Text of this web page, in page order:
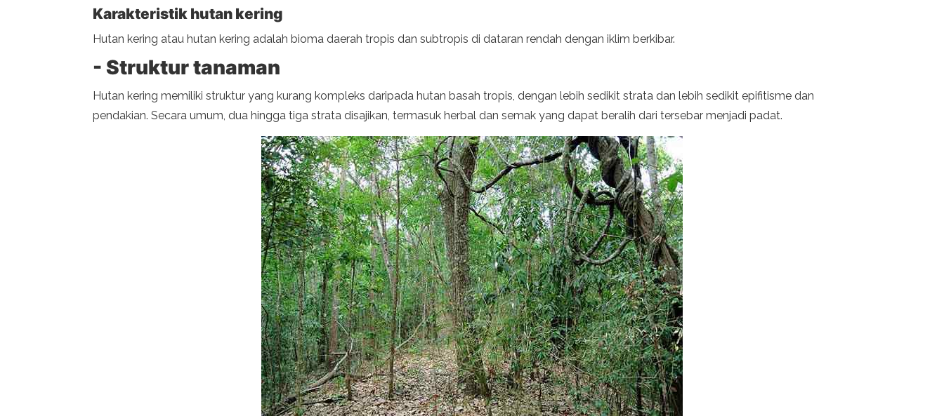
Karakteristik hutan kering
Hutan kering atau hutan kering adalah bioma daerah tropis dan subtropis di dataran rendah dengan iklim berkibar.
- Struktur tanaman
Hutan kering memiliki struktur yang kurang kompleks daripada hutan basah tropis, dengan lebih sedikit strata dan lebih sedikit epifitisme dan
pendakian. Secara umum, dua hingga tiga strata disajikan, termasuk herbal dan semak yang dapat beralih dari tersebar menjadi padat.